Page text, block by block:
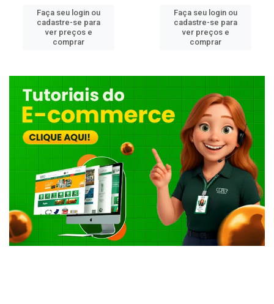
Faça seu login ou
cadastre-se para
ver preços e
comprar
Faça seu login ou
cadastre-se para
ver preços e
comprar